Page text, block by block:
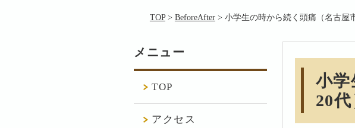
TOP> BeforeAfter> 小学生の時から続く頭痛（名古屋
小
20代
メニュー
TOP
アクセス